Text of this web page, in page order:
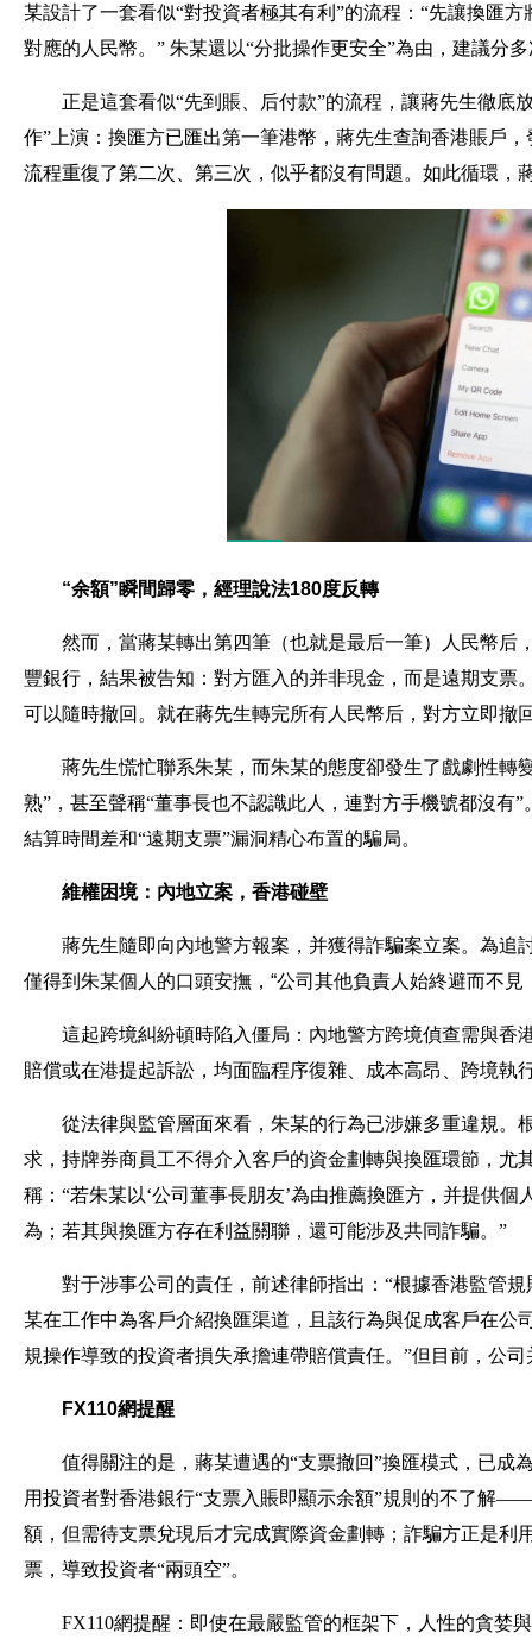
某設計了一套看似“對投資者極其有利”的流程：“先讓換匯
對應的人民幣。” 朱某還以“分批操作更安全”為由，建議分
正是這套看似“先到賬、后付款”的流程，讓蔣先生徹底
作”上演： 換匯方已匯出第一筆港幣，蔣先生查詢香港賬戶
流程重復了第二次、第三次，似乎都沒有問題。如此循環，
“余額”瞬間歸零，經理說法180度反轉
然而，當蔣某轉出第四筆（也就是最后一筆）人民幣后
豐銀行，結果被告知：對方匯入的并非現金，而是遠期支
可以隨時撤回。就在蔣先生轉完所有人民幣后，對方立即撤
蔣先生慌忙聯系朱某，而朱某的態度卻發生了戲劇性轉
熟”，甚至聲稱“董事長也不認識此人，連對方手機號都沒有
結算時間差和“遠期支票”漏洞精心布置的騙局。
維權困境：內地立案，香港碰壁
蔣先生隨即向內地警方報案，并獲得詐騙案立案。 為追
僅得到朱某個人的口頭安撫，“公司其他負責人始終避而不
這起跨境糾紛頓時陷入僵局：內地警方跨境偵查需與香
賠償或在港提起訴訟，均面臨程序復雜、成本高昂、跨境執
從法律與監管層面來看，朱某的行為已涉嫌多重違規。
求，持牌券商員工不得介入客戶的資金劃轉與換匯環節，尤
稱：“若朱某以‘公司董事長朋友’為由推薦換匯方，并提供
為；若其與換匯方存在利益關聯，還可能涉及共同詐騙。”
對于涉事公司的責任，前述律師指出：“根據香港監管
某在工作中為客戶介紹換匯渠道，且該行為與促成客戶在公
規操作導致的投資者損失承擔連帶賠償責任。”但目前，公
FX110網提醒
值得關注的是，蔣某遭遇的“支票撤回”換匯模式，已成
用投資者對香港銀行“支票入賬即顯示余額”規則的不了解
額，但需待支票兌現后才完成實際資金劃轉；詐騙方正是利
票，導致投資者“兩頭空”。
FX110網提醒：即使在最嚴監管的框架下，人性的貪婪